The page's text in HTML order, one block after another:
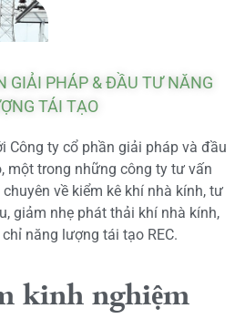
GIẢI PHÁP & ĐẦU TƯ NĂNG
TÁI TẠO
Công ty cổ phần giải pháp và đầu
một trong những công ty tư vấn
về kiểm kê khí nhà kính, tư
giảm nhẹ phát thải khí nhà kính,
năng lượng tái tạo REC.
kinh nghiệm